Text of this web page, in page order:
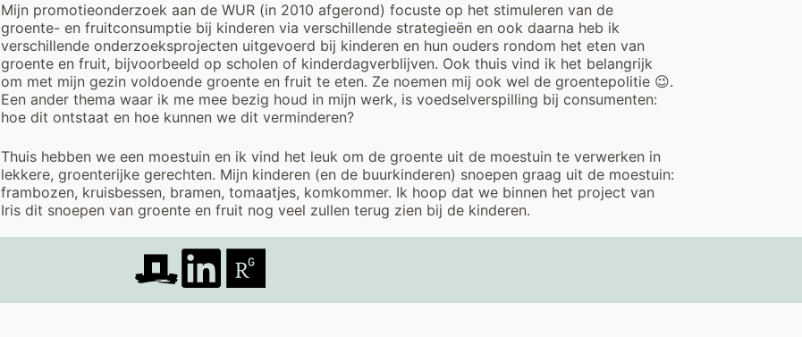
Mijn promotieonderzoek aan de WUR (in 2010 afgerond) focuste op het stimuleren van de
groente- en fruitconsumptie bij kinderen via verschillende strategieën en ook daarna heb ik
verschillende onderzoeksprojecten uitgevoerd bij kinderen en hun ouders rondom het eten van
groente en fruit, bijvoorbeeld op scholen of kinderdagverblijven. Ook thuis vind ik het belangrijk
om met mijn gezin voldoende groente en fruit te eten. Ze noemen mij ook wel de groentepolitie 😉.
Een ander thema waar ik me mee bezig houd in mijn werk, is voedselverspilling bij consumenten:
hoe dit ontstaat en hoe kunnen we dit verminderen?
Thuis hebben we een moestuin en ik vind het leuk om de groente uit de moestuin te verwerken in
lekkere, groenterijke gerechten. Mijn kinderen (en de buurkinderen) snoepen graag uit de moestuin:
frambozen, kruisbessen, bramen, tomaatjes, komkommer. Ik hoop dat we binnen het project van
Iris dit snoepen van groente en fruit nog veel zullen terug zien bij de kinderen.